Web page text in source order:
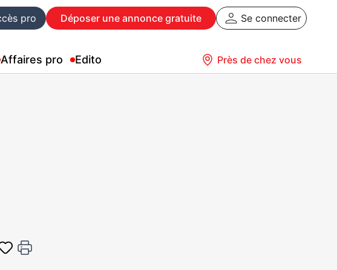
pro Déposer une annonce gratuite Se connecter
Affaires pro Edito Près de chez vous